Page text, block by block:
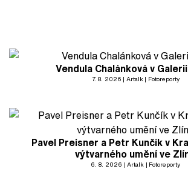
Vendula Chalánková v
7. 8. 2026 Artalk Fotoreporty
Pavel Preisner a Petr Kunčík v
výtvarného umění ve
6. 8. 2026 Artalk Fotoreporty